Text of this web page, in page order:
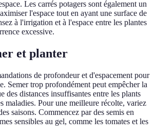
Les carrés potagers sont également un
l'espace tout en ayant une surface de
à l'irrigation et à l'espace entre les plantes
excessive.
et planter
de profondeur et d'espacement pour
Semer trop profondément peut empêcher la
des distances insuffisantes entre les plants
maladies. Pour une meilleure récolte, variez
saisons. Commencez par des semis en
sensibles au gel, comme les tomates et les